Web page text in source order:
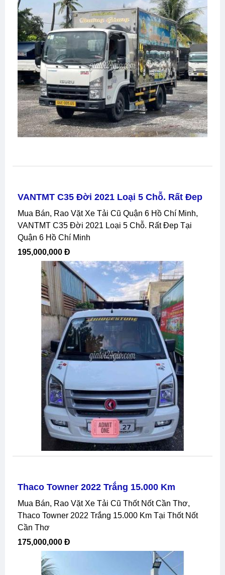
VANTMT C35 Đời 2021 Loại 5 Chỗ. Rất Đep
Mua Bán, Rao Vặt Xe Tải Cũ Quận 6 Hồ Chí Minh,
VANTMT C35 Đời 2021 Loại 5 Chỗ. Rất Đep Tại
Quận 6 Hồ Chí Minh
195,000,000 Đ
Thaco Towner 2022 Trắng 15.000 Km
Mua Bán, Rao Vặt Xe Tải Cũ Thốt Nốt Cần Thơ,
Thaco Towner 2022 Trắng 15.000 Km Tại Thốt Nốt
Cần Thơ
175,000,000 Đ